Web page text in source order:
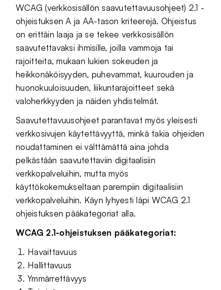
WCAG (verkkosisällön saavutettavuusohjeet) 2.1 -
ohjeistuksen A ja AA-tason kriteerejä. Ohjeistus
on erittäin laaja ja se tekee verkkosisällön
saavutettavaksi ihmisille, joilla vammoja tai
rajoitteita, mukaan lukien sokeuden ja
heikkonäköisyyden, puhevammat, kuurouden ja
huonokuuloisuuden, liikuntarajoitteet sekä
valoherkkyyden ja näiden yhdistelmät.
Saavutettavuusohjeet parantavat myös yleisesti
verkkosivujen käytettävyyttä, minkä takia ohjeiden
noudattaminen ei välttämättä aina johda
pelkästään saavutettaviin digitaalisiin
verkkopalveluihin, mutta myös
käyttökokemukseltaan parempiin digitaalisiin
verkkopalveluihin. Käyn lyhyesti läpi WCAG 2.1
ohjeistuksen pääkategoriat alla.
WCAG 2.1-ohjeistuksen pääkategoriat:
Havaittavuus
Hallittavuus
Ymmärrettävyys